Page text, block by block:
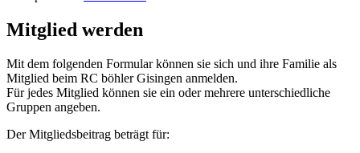
Mitglied werden
Mit dem folgenden Formular können sie sich und ihre Familie als
Mitglied beim RC böhler Gisingen anmelden.
Für jedes Mitglied können sie ein oder mehrere unterschiedliche
Gruppen angeben.
Der Mitgliedsbeitrag beträgt für: